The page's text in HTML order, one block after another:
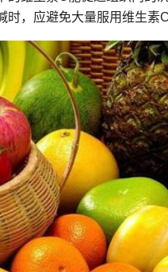
，应避免大量服用维生素